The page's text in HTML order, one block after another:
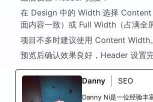
在 Design 中的 Width 选择
面内容一致）或 Full Width（占满全
项目不多时建议使用 Content Width。
预览后确认效果良好，Header 设置完
Danny SEO
Danny Ni是一位经验丰